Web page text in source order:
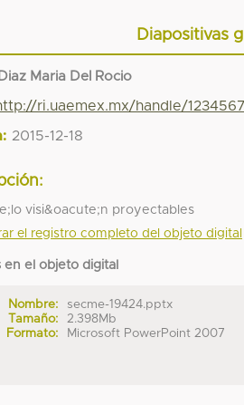
Diapositivas
Maria Del Rocio
ri.uaemex.mx/handle/
2015-12-18
visi&oacute;n proyectables
el registro completo del objeto digital
en el objeto digital
Nombre:
secme-19424.pptx
Tamaño:
2.398Mb
Formato:
Microsoft PowerPoint 2007